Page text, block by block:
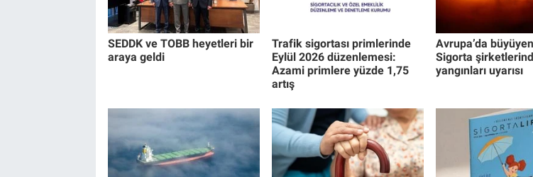
SEDDK ve TOBB heyetleri bir
araya geldi
Trafik sigortası primlerinde
Eylül 2026 düzenlemesi:
Azami primlere yüzde 1,75
artış
Avrupa’da
Sigorta
yangınları uyarısı